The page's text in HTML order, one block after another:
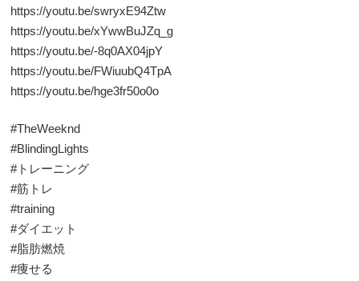
https://youtu.be/swryxE94Ztw
https://youtu.be/xYwwBuJZq_g
https://youtu.be/-8q0AX04jpY
https://youtu.be/FWiuubQ4TpA
https://youtu.be/hge3fr50o0o
#TheWeeknd
#BlindingLights
#トレーニング
#筋トレ
#training
#ダイエット
#脂肪燃焼
#痩せる